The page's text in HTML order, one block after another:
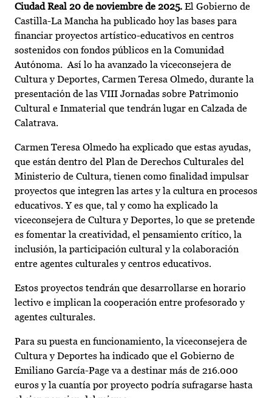
Ciudad Real 20 de noviembre de 2025. El Gobierno de
Castilla-La Mancha ha publicado hoy las bases para
financiar proyectos artístico-educativos en centros
sostenidos con fondos públicos en la Comunidad
Autónoma. Así lo ha avanzado la viceconsejera de
Cultura y Deportes, Carmen Teresa Olmedo, durante la
presentación de las VIII Jornadas sobre Patrimonio
Cultural e Inmaterial que tendrán lugar en Calzada de
Calatrava.
Carmen Teresa Olmedo ha explicado que estas ayudas,
que están dentro del Plan de Derechos Culturales del
Ministerio de Cultura, tienen como finalidad impulsar
proyectos que integren las artes y la cultura en procesos
educativos. Y es que, tal y como ha explicado la
viceconsejera de Cultura y Deportes, lo que se pretende
es fomentar la creatividad, el pensamiento crítico, la
inclusión, la participación cultural y la colaboración
entre agentes culturales y centros educativos.
Estos proyectos tendrán que desarrollarse en horario
lectivo e implican la cooperación entre profesorado y
agentes culturales.
Para su puesta en funcionamiento, la viceconsejera de
Cultura y Deportes ha indicado que el Gobierno de
Emiliano García-Page va a destinar más de 216.000
euros y la cuantía por proyecto podría sufragarse hasta